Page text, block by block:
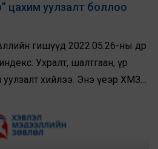
цахим уулзалт боллоо
гишүүд 2022.05.26-ны өдөр
индекс: Ухралт, шалтгаан, үр
уулзалт хийлээ. Энэ үеэр ХМЗ-
сэдвээр илтгэл танилцуулав.
зөвлөлийн болон ёс зүйн